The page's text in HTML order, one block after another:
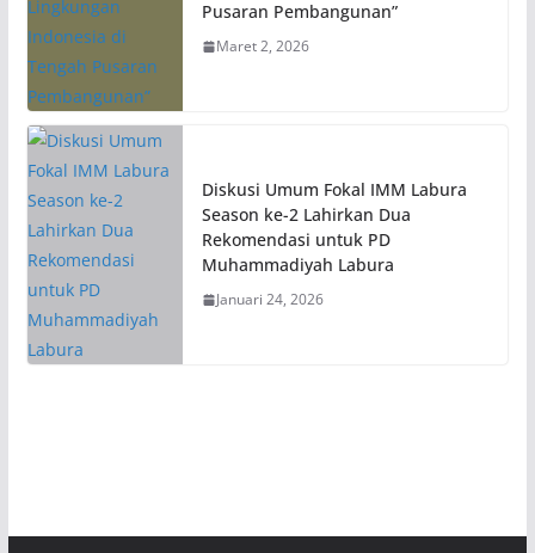
Pusaran Pembangunan”
Maret 2, 2026
Diskusi Umum Fokal IMM Labura
Season ke-2 Lahirkan Dua
Rekomendasi untuk PD
Muhammadiyah Labura
Januari 24, 2026